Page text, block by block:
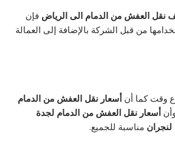
نقل العفش من الدمام الى الرياض فإن
من قبل الشركة بالإضافة إلى العمالة
وقت كما أن أسعار نقل العفش من الدمام
أسعار نقل العفش من الدمام لجدة
مناسبة للجميع.